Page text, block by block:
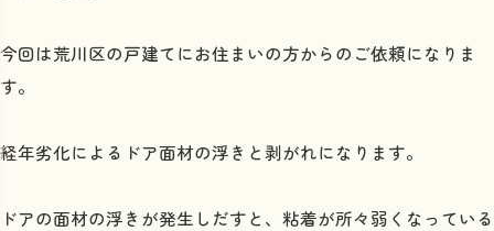
今回は荒川区の戸建てにお住まいの方からのご依頼になりま
す。
経年劣化によるドア面材の浮きと剥がれになります。
ドアの面材の浮きが発生しだすと、粘着が所々弱くなっている